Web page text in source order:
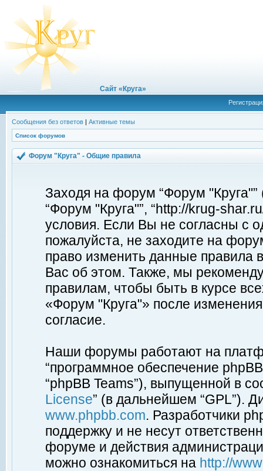
Сайт «Круга»
Сообщения без ответов | Активные темы
Список форумов
Форум "Круга" - Общие правила
Заходя на форум “Форум
“Форум "Круга"”, “http://krug-
условия. Если Вы не согласны с
пожалуйста, не заходите на
право изменить данные правила
Вас об этом. Также, мы
правилам, чтобы быть в курсе
«Форум "Круга"» после
согласие.
Наши форумы работают на
“программное обеспечение
“phpBB Teams”), выпущенной в
License” (в дальнейшем “GPL”).
www.phpbb.com. Разработчики
поддержку и не несут
форуме и действия
можно ознакомиться на http://